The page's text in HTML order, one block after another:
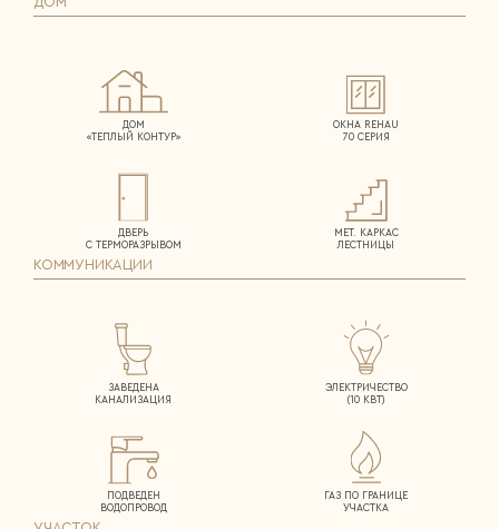
ДОМ
«ТЕПЛЫЙ КОНТУР»
ОКНА REHAU
70 СЕРИЯ
ДВЕРЬ
С ТЕРМОРАЗРЫВОМ
МЕТ. КАРКАС
ЛЕСТНИЦЫ
КОММУНИКАЦИИ
ЗАВЕДЕНА
КАНАЛИЗАЦИЯ
ЭЛЕКТРИЧЕСТВО
(10 КВТ)
ПОДВЕДЕН
ВОДОПРОВОД
ГАЗ ПО ГРАНИЦЕ
УЧАСТКА